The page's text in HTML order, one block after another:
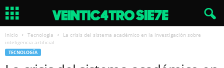
Inicio Tecnología
La crisis del sistema académico en la investigación sobre
inteligencia artificial
TECNOLOGÍA